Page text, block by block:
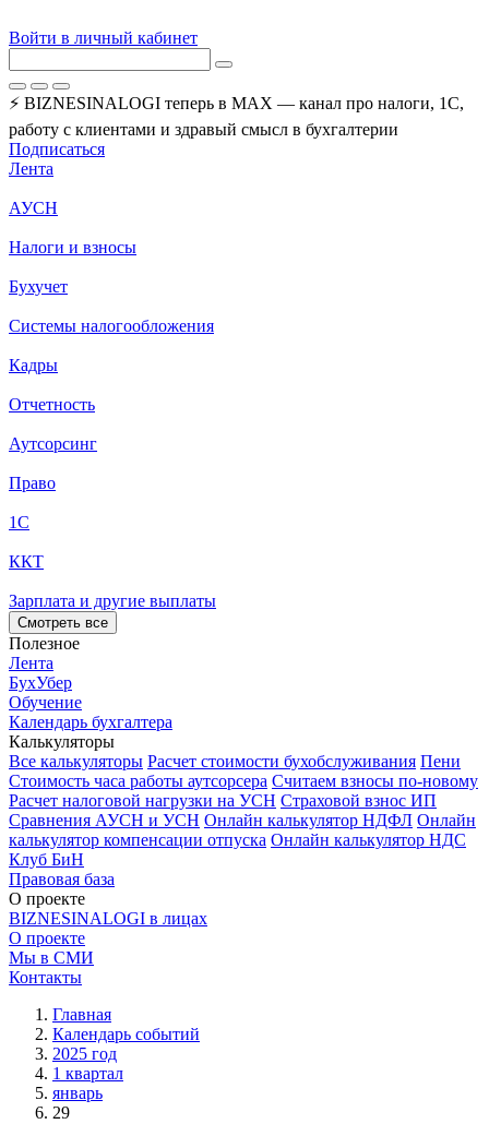
Войти в личный кабинет
⚡ BIZNESINALOGI теперь в MAX — канал про налоги, 1С,
работу с клиентами и здравый смысл в бухгалтерии
Подписаться
Лента
АУСН
Налоги и взносы
Бухучет
Системы налогообложения
Кадры
Отчетность
Аутсорсинг
Право
1С
ККТ
Зарплата и другие выплаты
Смотреть все
Полезное
Лента
БухУбер
Обучение
Календарь бухгалтера
Калькуляторы
Все калькуляторы Расчет стоимости бухобслуживания Пени
Стоимость часа работы аутсорсера Считаем взносы по-новому
Расчет налоговой нагрузки на УСН Страховой взнос ИП
Сравнения АУСН и УСН Онлайн калькулятор НДФЛ Онлайн
калькулятор компенсации отпуска Онлайн калькулятор НДС
Клуб БиН
Правовая база
О проекте
BIZNESINALOGI в лицах
О проекте
Мы в СМИ
Контакты
Главная
Календарь событий
2025 год
1 квартал
январь
29